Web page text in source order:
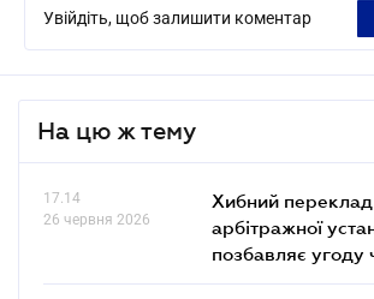
Увійдіть, щоб залишити коментар
На цю ж тему
17.14
26 червня 2026
Хибний
арбітражної
позбавляє угоду